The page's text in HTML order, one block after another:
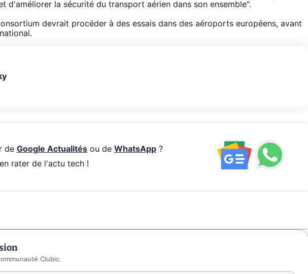
d'améliorer la sécurité du transport aérien dans son ensemble".
devrait procéder à des essais dans des aéroports européens, avant
de Google Actualitésou de WhatsApp?
rater de l'actu tech !
Clubic.